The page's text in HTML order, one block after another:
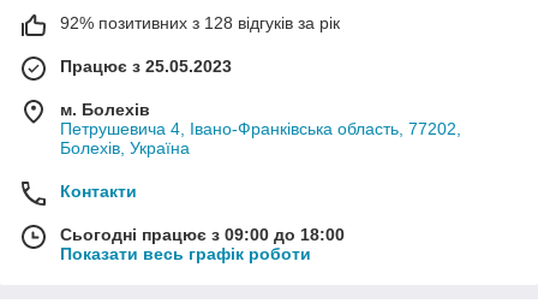
92% позитивних з 128 відгуків за рік
Працює з 25.05.2023
м. Болехів
Петрушевича 4, Івано-Франківська область, 77202,
Болехів, Україна
Контакти
Сьогодні працює з 09:00 до 18:00
Показати весь графік роботи